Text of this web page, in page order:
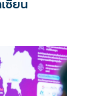
ซียน